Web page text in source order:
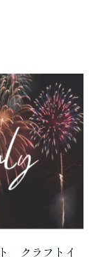
クラフトイ